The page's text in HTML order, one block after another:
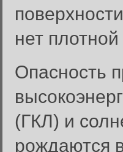
нет
Опасность
(ГКЛ) и
рождаются